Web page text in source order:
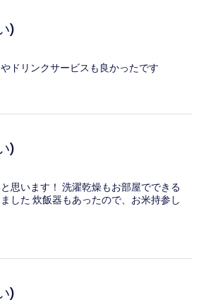
)
ドリンクサービスも良かったです
)
思います！ 洗濯乾燥もお部屋でできる
した 炊飯器もあったので、お米持参し
)